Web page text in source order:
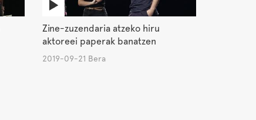
Zine-zuzendaria atzeko hiru
aktoreei paperak banatzen
2019-09-21 Bera